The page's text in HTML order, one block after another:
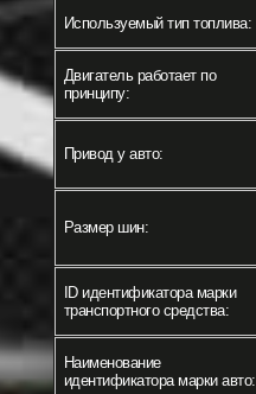
Используемый тип топлива:
Двигатель работает по
принципу:
Привод у авто:
Размер шин:
ID идентификатора марки
транспортного средства:
Наименование
идентификатора марки авто: